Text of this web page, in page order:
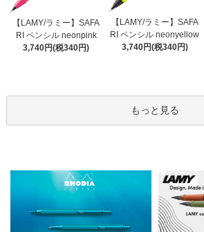
【LAMY/ラミー】SAFA
RI ペンシル neonpink
3,740円(税340円)
【LAMY/ラミー】SAFA
RI ペンシル neonyellow
3,740円(税340円)
もっと見る